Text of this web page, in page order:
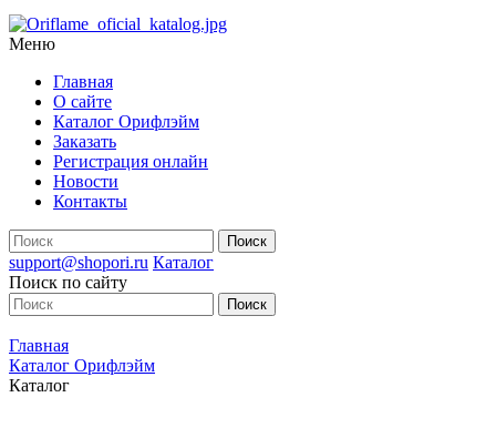
Меню
Главная
О сайте
Каталог Орифлэйм
Заказать
Регистрация онлайн
Новости
Контакты
support@shopori.ru Каталог
Поиск по сайту
Главная
Каталог Орифлэйм
Каталог